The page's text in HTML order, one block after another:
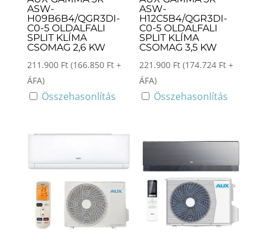
ASW-
H09B6B4/QGR3DI-
C0-5 OLDALFALI
SPLIT KLÍMA
CSOMAG 2,6 KW
211.900 Ft (166.850 Ft+
ÁFA)
Összehasonlítás
ASW-
H12C5B4/QGR3DI-
C0-5 OLDALFALI
SPLIT KLÍMA
CSOMAG 3,5 KW
221.900 Ft (174.724 Ft +
ÁFA)
Összehasonlítás